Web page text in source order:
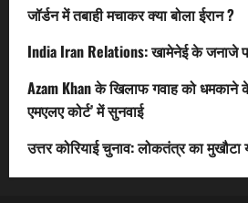
जॉर्डन में तबाही मचाकर क्या बोला ईरान ?
India Iran Relations: खामेनेई के जनाजे
Azam Khan के खिलाफ गवाह को धमकाने
एमएलए कोर्ट’ में सुनवाई
उत्तर कोरियाई चुनाव: लोकतंत्र का मुखौटा